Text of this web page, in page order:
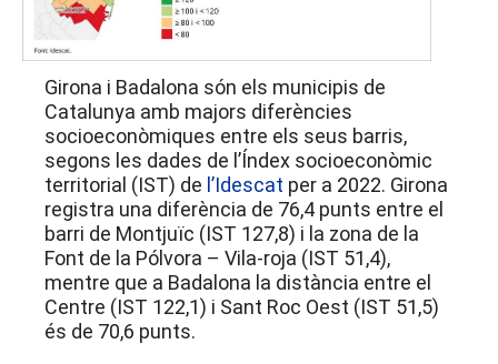
Girona i Badalona són els municipis de
Catalunya amb majors diferències
socioeconòmiques entre els seus barris,
segons les dades de l’Índex socioeconòmic
territorial (IST) de l’Idescat per a 2022. Girona
registra una diferència de 76,4 punts entre el
barri de Montjuïc (IST 127,8) i la zona de la
Font de la Pólvora – Vila-roja (IST 51,4),
mentre que a Badalona la distància entre el
Centre (IST 122,1) i Sant Roc Oest (IST 51,5)
és de 70,6 punts.